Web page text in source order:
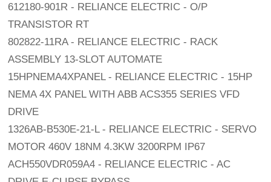
612180-901R - RELIANCE ELECTRIC - O/P
TRANSISTOR RT
802822-11RA - RELIANCE ELECTRIC - RACK
ASSEMBLY 13-SLOT AUTOMATE
15HPNEMA4XPANEL - RELIANCE ELECTRIC - 15HP
NEMA 4X PANEL WITH ABB ACS355 SERIES VFD
DRIVE
1326AB-B530E-21-L - RELIANCE ELECTRIC - SERVO
MOTOR 460V 18NM 4.3KW 3200RPM IP67
ACH550VDR059A4 - RELIANCE ELECTRIC - AC